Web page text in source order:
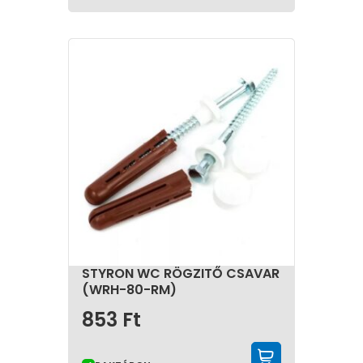
rendkívül széles: megtalálhatók a kerek, ovális,
A WC-csészék többféle kialakításban elérhetők, így
léteznek álló, falra szerelhető és monoblokk kivitelek
is, amelyek különböző helyigényű és stílusú
fürdőszobákban egyaránt jól alkalmazhatók. A
modern WC-k könnyen tisztíthatóak, emellett egyes
modellek innovatív öblítési technológiákkal is
rendelkeznek a vízhasználat optimalizálása
fürdőszobákban is. Kialakításuk tökéletesen illeszkedik
a higiéniai igényekhez.
A bidék lehetőséget adnak a test higiénikusabb
tisztítására. Formavilágban és méretben követik a
STYRON WC RÖGZITŐ CSAVAR
(WRH-80-RM)
853 Ft